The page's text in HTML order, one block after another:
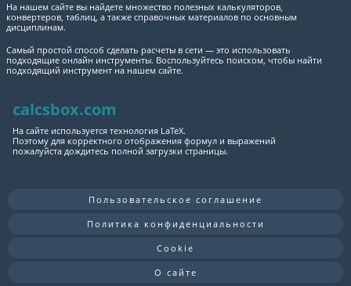
На нашем сайте вы найдете множество полезных калькуляторов,
конвертеров, таблиц, а также справочных материалов по основным
дисциплинам.
Самый простой способ сделать расчеты в сети — это использовать
подходящие онлайн инструменты. Воспользуйтесь поиском, чтобы найти
подходящий инструмент на нашем сайте.
calcsbox.com
На сайте используется технология LaTeX.
Поэтому для корректного отображения формул и выражений
пожалуйста дождитесь полной загрузки страницы.
Пользовательское соглашение
Политика конфиденциальности
Cookie
О сайте